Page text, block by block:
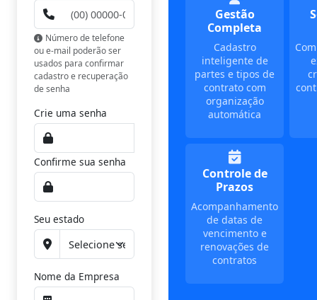
Número de telefone
ou e-mail poderão ser
usados para confirmar
cadastro e recuperação
de senha
Crie uma senha
Confirme sua senha
Seu estado
Nome da Empresa
Gestão
Completa
Cadastro
inteligente de
partes e tipos de
contrato com
organização
automática
Controle de
Prazos
Acompanhamento
de datas de
vencimento e
renovações de
contratos